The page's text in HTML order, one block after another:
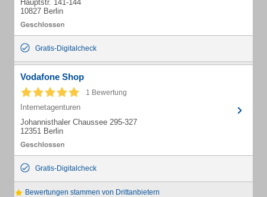
Hauptstr. 141-144
10827 Berlin
Gratis-Digitalcheck
Vodafone Shop
1 Bewertung
Internetagenturen
Johannisthaler Chaussee 295-327
12351 Berlin
Gratis-Digitalcheck
Bewertungen stammen von Drittanbietern